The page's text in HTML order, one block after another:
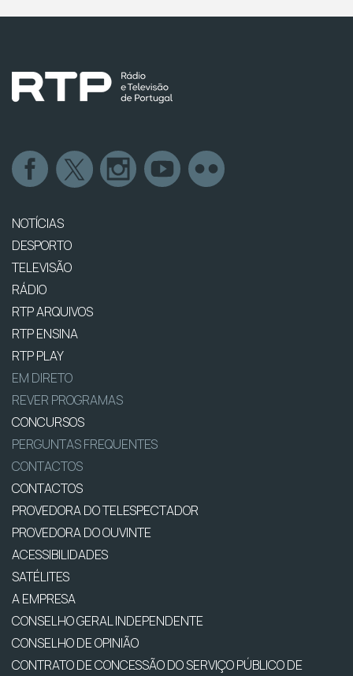
NOTÍCIAS
DESPORTO
TELEVISÃO
RÁDIO
RTP ARQUIVOS
RTP ENSINA
RTP PLAY
EM DIRETO
REVER PROGRAMAS
CONCURSOS
PERGUNTAS FREQUENTES
CONTACTOS
CONTACTOS
PROVEDORA DO TELESPECTADOR
PROVEDORA DO OUVINTE
ACESSIBILIDADES
SATÉLITES
A EMPRESA
CONSELHO GERAL INDEPENDENTE
CONSELHO DE OPINIÃO
CONTRATO DE CONCESSÃO DO SERVIÇO PÚBLICO DE